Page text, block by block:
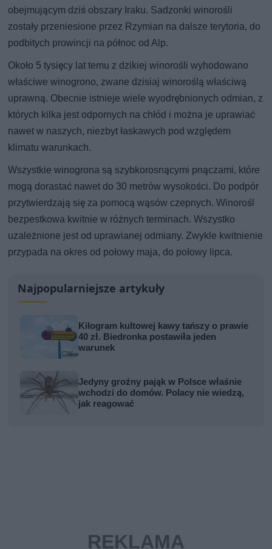
obejmującym dziś obszary Iraku. Sadzonki winorośli
zostały przeniesione przez Rzymian na dalsze terytoria, do
podbitych prowincji na północ od Alp.
Około 5 tysięcy lat temu z dzikiej winorośli wyhodowano
właściwe winogrono, zwane dzisiaj winoroślą właściwą
uprawną. Obecnie istnieje wiele wyodrębnionych odmian, z
których kilka jest odpornych na chłód i można je uprawiać
nawet w naszych, niezbyt łaskawych pod względem
klimatu warunkach.
Wszystkie winogrona są szybkorosnącymi pnączami, które
mogą dorastać nawet do 30 metrów wysokości. Do podpór
przytwierdzają się za pomocą wąsów czepnych. Winorośl
bezpestkowa kwitnie w różnych terminach. Wszystko
uzależnione jest od uprawianej odmiany. Zwykle kwitnienie
przypada na okres od połowy maja, do połowy lipca.
Najpopularniejsze artykuły
Kilogram kultowej kawy tańszy o prawie
40 zł. Biedronka postawiła jeden
warunek
Jedyny groźny pająk w Polsce właśnie
wchodzi do domów. Polacy nie wiedzą,
jak reagować